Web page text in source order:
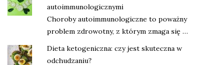
autoimmunologicznymi
Choroby autoimmunologiczne to poważny
problem zdrowotny, z którym zmaga się …
Dieta ketogeniczna: czy jest skuteczna w
odchudzaniu?